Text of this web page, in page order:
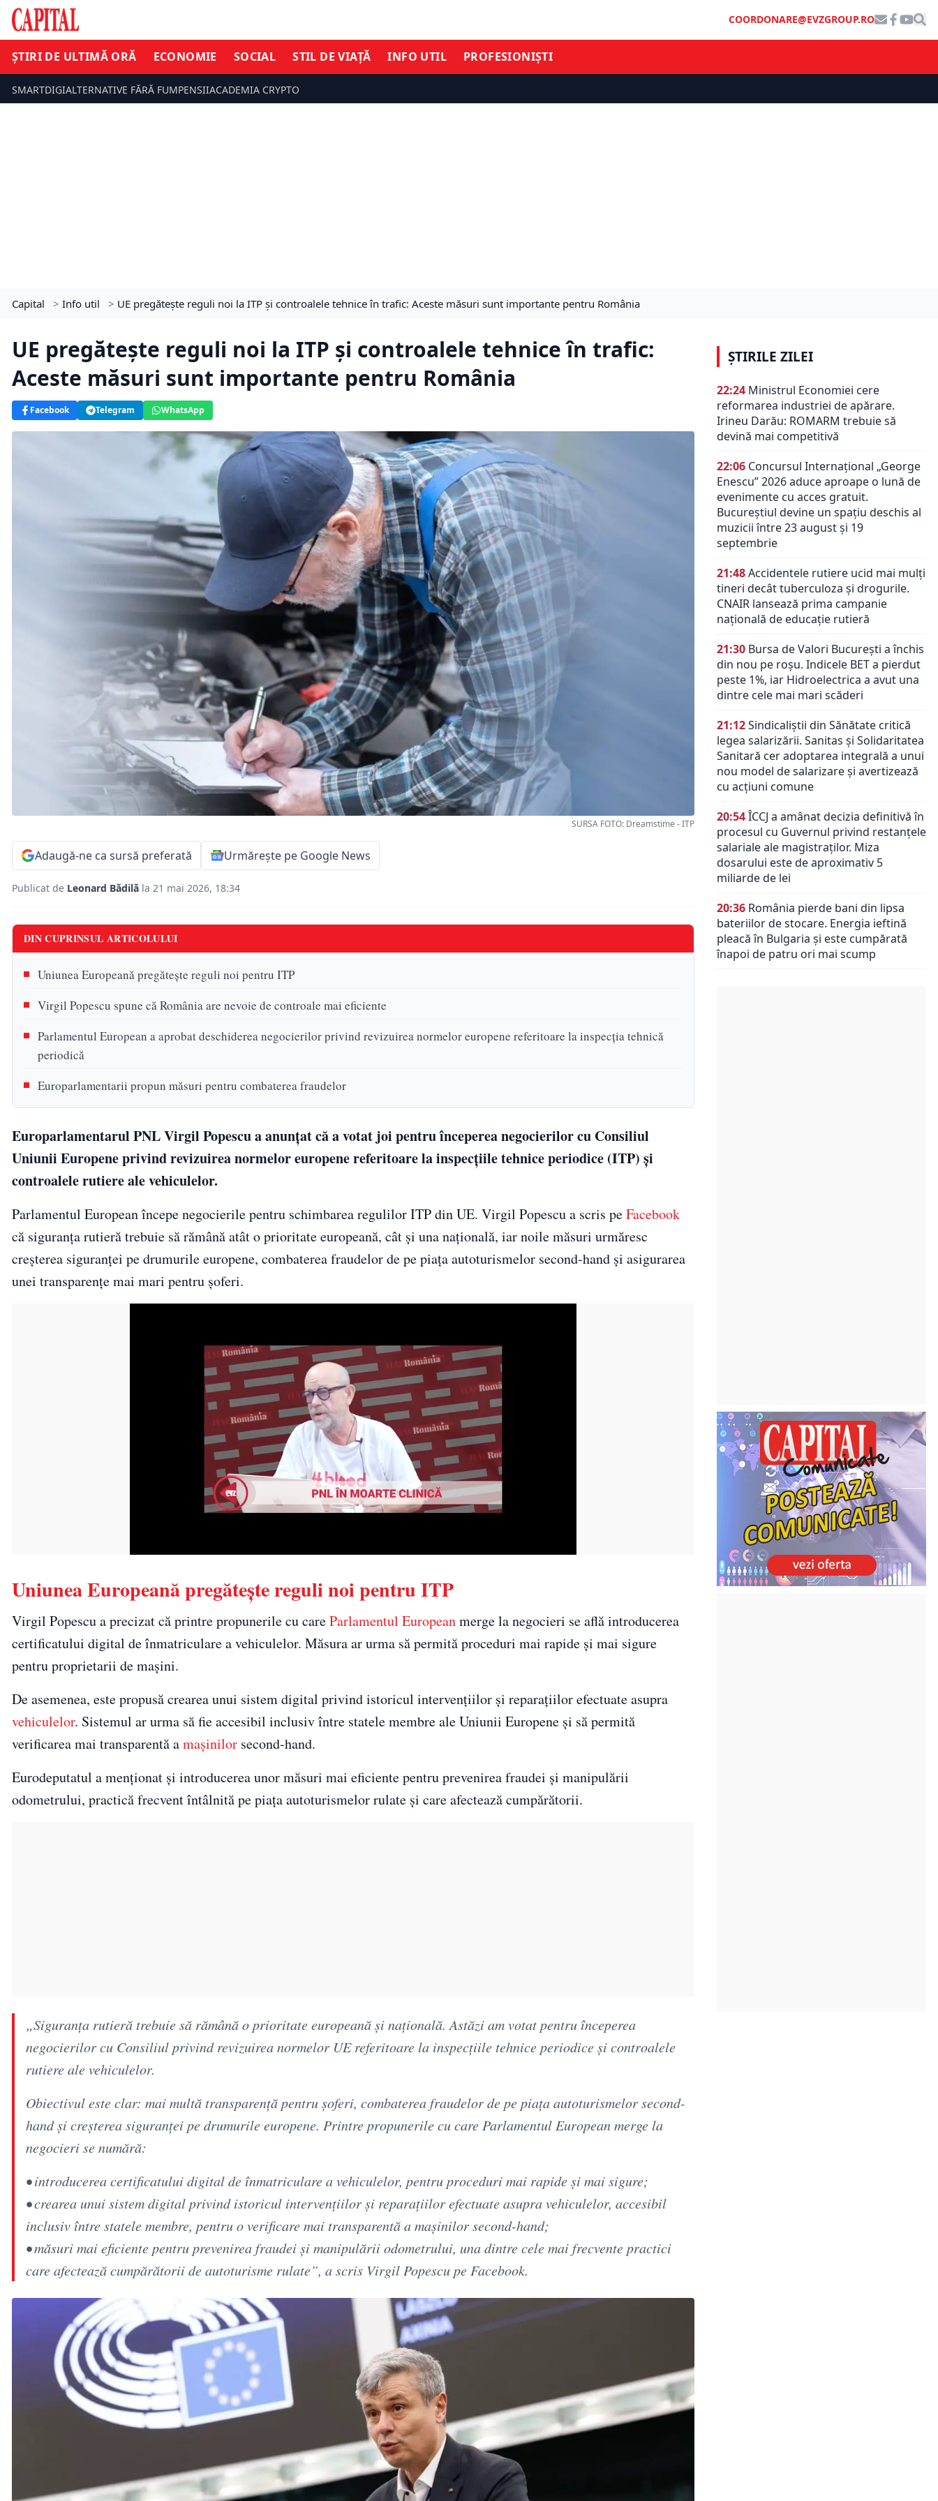
COORDONARE@EVZGROUP.RO
ȘTIRI DE ULTIMĂ ORĂ ECONOMIE SOCIAL STIL DE VIAȚĂ INFO UTIL PROFESIONIȘTI
SMARTDIGIALTERNATIVE FĂRĂ FUMPENSIIACADEMIA CRYPTO
Capital > Info util > UE pregătește reguli noi la ITP și controalele tehnice în trafic: Aceste măsuri sunt importante pentru România
UE pregătește reguli noi la ITP și controalele tehnice în trafic:
Aceste măsuri sunt importante pentru România
Facebook Telegram WhatsApp
SURSA FOTO: Dreamstime - ITP
Adaugă-ne ca sursă preferată Urmărește pe Google News
Publicat de Leonard Bădilă la 21 mai 2026, 18:34
DIN CUPRINSUL ARTICOLULUI
Uniunea Europeană pregătește reguli noi pentru ITP
Virgil Popescu spune că România are nevoie de controale mai eficiente
Parlamentul European a aprobat deschiderea negocierilor privind revizuirea normelor europene referitoare la inspecția tehnică
periodică
Europarlamentarii propun măsuri pentru combaterea fraudelor
Europarlamentarul PNL Virgil Popescu a anunțat că a votat joi pentru începerea negocierilor cu Consiliul
Uniunii Europene privind revizuirea normelor europene referitoare la inspecțiile tehnice periodice (ITP) și
controalele rutiere ale vehiculelor.
Parlamentul European începe negocierile pentru schimbarea regulilor ITP din UE. Virgil Popescu a scris peFacebook
că siguranța rutieră trebuie să rămână atât o prioritate europeană, cât și una națională, iar noile măsuri urmăresc
creșterea siguranței pe drumurile europene, combaterea fraudelor de pe piața autoturismelor second-hand și asigurarea
unei transparențe mai mari pentru șoferi.
Uniunea Europeană pregătește reguli noi pentru ITP
Virgil Popescu a precizat că printre propunerile cu careParlamentul Europeanmerge la negocieri se află introducerea
certificatului digital de înmatriculare a vehiculelor. Măsura ar urma să permită proceduri mai rapide și mai sigure
pentru proprietarii de mașini.
De asemenea, este propusă crearea unui sistem digital privind istoricul intervențiilor și reparațiilor efectuate asupra
vehiculelor. Sistemul ar urma să fie accesibil inclusiv între statele membre ale Uniunii Europene și să permită
verificarea mai transparentă amașinilor second-hand.
Eurodeputatul a menționat și introducerea unor măsuri mai eficiente pentru prevenirea fraudei și manipulării
odometrului, practică frecvent întâlnită pe piața autoturismelor rulate și care afectează cumpărătorii.
„Siguranța rutieră trebuie să rămână o prioritate europeană și națională. Astăzi am votat pentru începerea
negocierilor cu Consiliul privind revizuirea normelor UE referitoare la inspecțiile tehnice periodice și controalele
rutiere ale vehiculelor.
Obiectivul este clar: mai multă transparență pentru șoferi, combaterea fraudelor de pe piața autoturismelor second-
hand și creșterea siguranței pe drumurile europene. Printre propunerile cu care Parlamentul European merge la
negocieri se numără:
• introducerea certificatului digital de înmatriculare a vehiculelor, pentru proceduri mai rapide și mai sigure;
• crearea unui sistem digital privind istoricul intervențiilor și reparațiilor efectuate asupra vehiculelor, accesibil
inclusiv între statele membre, pentru o verificare mai transparentă a mașinilor second-hand;
• măsuri mai eficiente pentru prevenirea fraudei și manipulării odometrului, una dintre cele mai frecvente practici
care afectează cumpărătorii de autoturisme rulate”, a scris Virgil Popescu pe Facebook.
ȘTIRILE ZILEI
22:24 Ministrul Economiei cere
reformarea industriei de apărare.
Irineu Darău: ROMARM trebuie să
devină mai competitivă
22:06 Concursul Internațional „George
Enescu” 2026 aduce aproape o lună de
evenimente cu acces gratuit.
Bucureștiul devine un spațiu deschis al
muzicii între 23 august și 19
septembrie
21:48Accidentele rutiere ucid mai mulți
tineri decât tuberculoza și drogurile.
CNAIR lansează prima campanie
națională de educație rutieră
21:30 Bursa de Valori București a închis
din nou pe roșu. Indicele BET a pierdut
peste 1%, iar Hidroelectrica a avut una
dintre cele mai mari scăderi
21:12Sindicaliștii din Sănătate critică
legea salarizării. Sanitas și Solidaritatea
Sanitară cer adoptarea integrală a unui
nou model de salarizare și avertizează
cu acțiuni comune
20:54ÎCCJ a amânat decizia definitivă în
procesul cu Guvernul privind restanțele
salariale ale magistraților. Miza
dosarului este de aproximativ 5
miliarde de lei
20:36 România pierde bani din lipsa
bateriilor de stocare. Energia ieftină
pleacă în Bulgaria și este cumpărată
înapoi de patru ori mai scump